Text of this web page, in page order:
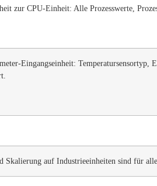
zur CPU-Einheit: Alle Prozesswerte,
Eingangseinheit: Temperatursensortyp,
Skalierung auf Industrieeinheiten sind für